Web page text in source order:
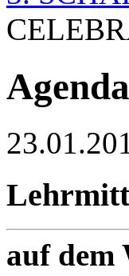
auf dem